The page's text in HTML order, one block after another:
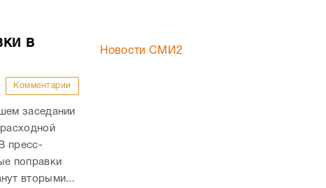
в
Комментарии
заседании
пресс-
поправки
вторыми...
Новости СМИ2